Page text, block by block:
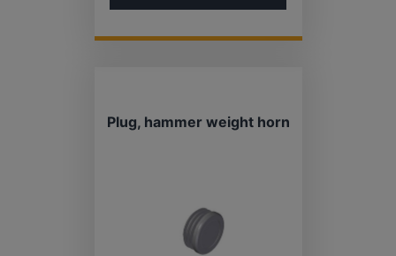
Plug, hammer weight horn